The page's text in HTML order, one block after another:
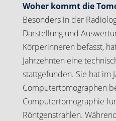
Woher kommt die
Besonders in der
Darstellung und
Körperinneren befasst,
Jahrzehnten eine
stattgefunden. Sie hat im
Computertomographen
Computertomographie
Röntgenstrahlen.